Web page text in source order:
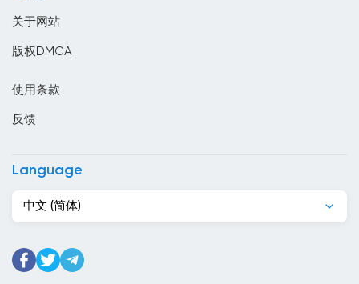
危地马拉
吉布提
关于网站
版权DMCA
使用条款
反馈
Language
中文 (简体)